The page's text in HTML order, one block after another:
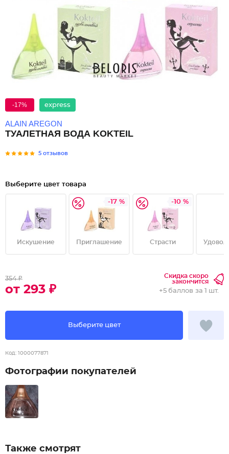
-17% express
ALAIN AREGON
ТУАЛЕТНАЯ ВОДА KOKTEIL
5 отзывов
Выберите цвет товара
Искушение
-17 %
Приглашение
-10 %
Страсти
354 ₽
от 293 ₽
Скидка скоро
закончится
Выберите цвет
+5 баллов за 1 шт.
Код: 1000077871
Фотографии покупателей
Также смотрят